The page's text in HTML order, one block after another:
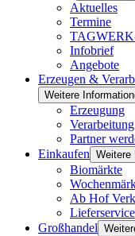
Aktuelles
Termine
Infobrief
Angebote
Erzeugen &
Weitere
Erzeugung
Verarbeitung
Partner
Einkaufen Weitere
Biomärkte
Ab Hof
Lieferservice
Großhandel